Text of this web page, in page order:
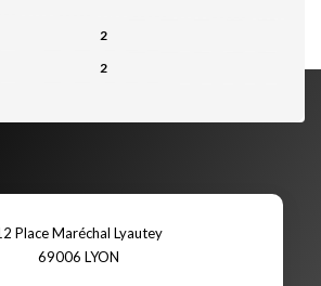
2
2
Place Maréchal Lyautey
69006 LYON